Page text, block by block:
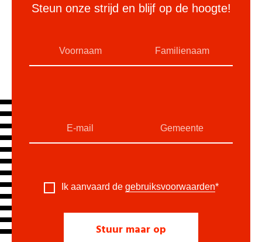
Steun onze strijd en blijf op de hoogte!
Ik aanvaard de gebruiksvoorwaarden*